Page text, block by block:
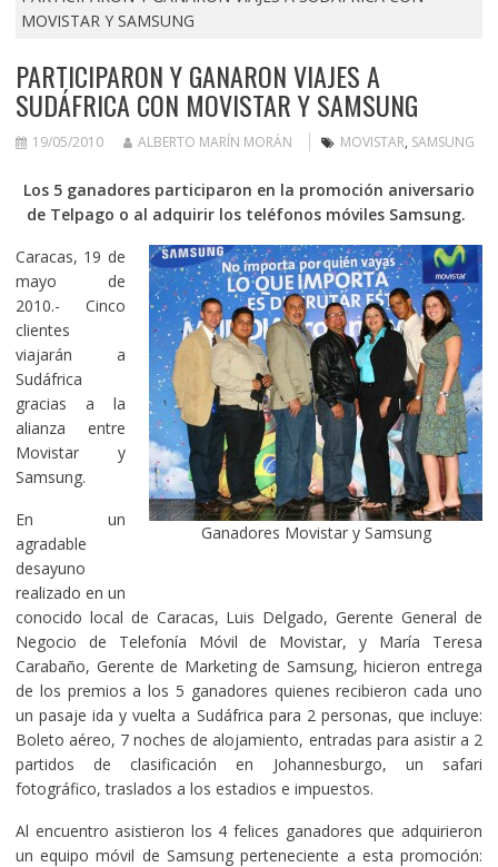
MOVISTAR Y SAMSUNG
PARTICIPARON Y GANARON VIAJES A
SUDÁFRICA CON MOVISTAR Y SAMSUNG
19/05/2010 ALBERTO MARÍN MORÁN MOVISTAR, SAMSUNG
Los 5 ganadores participaron en la promoción aniversario
de Telpago o al adquirir los teléfonos móviles Samsung.
Ganadores Movistar y Samsung
Caracas, 19 de
mayo de
2010.- Cinco
clientes
viajarán a
Sudáfrica
gracias a la
alianza entre
Movistar y
Samsung.
En un
agradable
desayuno
realizado en un
conocido local de Caracas, Luis Delgado, Gerente General de
Negocio de Telefonía Móvil de Movistar, y María Teresa
Carabaño, Gerente de Marketing de Samsung, hicieron entrega
de los premios a los 5 ganadores quienes recibieron cada uno
un pasaje ida y vuelta a Sudáfrica para 2 personas, que incluye:
Boleto aéreo, 7 noches de alojamiento, entradas para asistir a 2
partidos de clasificación en Johannesburgo, un safari
fotográfico, traslados a los estadios e impuestos.
Al encuentro asistieron los 4 felices ganadores que adquirieron
un equipo móvil de Samsung perteneciente a esta promoción: